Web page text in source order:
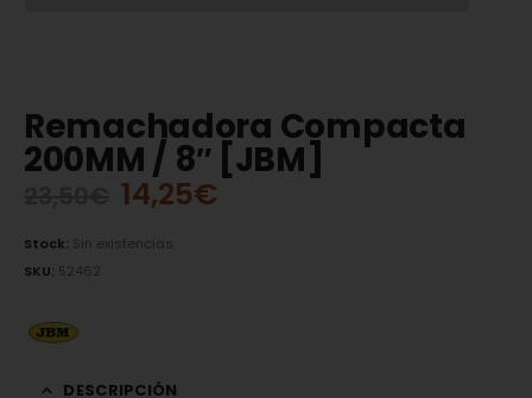
Remachadora Compacta
200MM / 8″ [JBM]
14,25€
Stock: Sin existencias
SKU: 52462
DESCRIPCIÓN